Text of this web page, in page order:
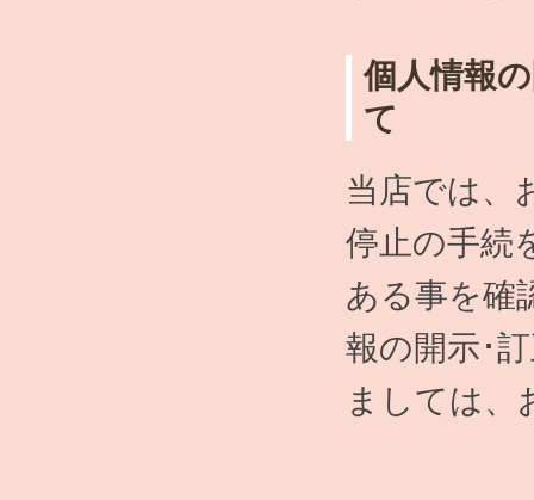
個人情報
て
当店では、
停止の手続
ある事を確
報の開示･
ましては、